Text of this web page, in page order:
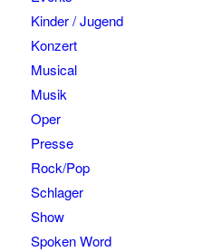
Kinder / Jugend
Konzert
Musical
Musik
Oper
Presse
Rock/Pop
Schlager
Show
Spoken Word